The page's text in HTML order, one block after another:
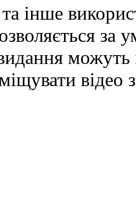
інше
можуть
відео